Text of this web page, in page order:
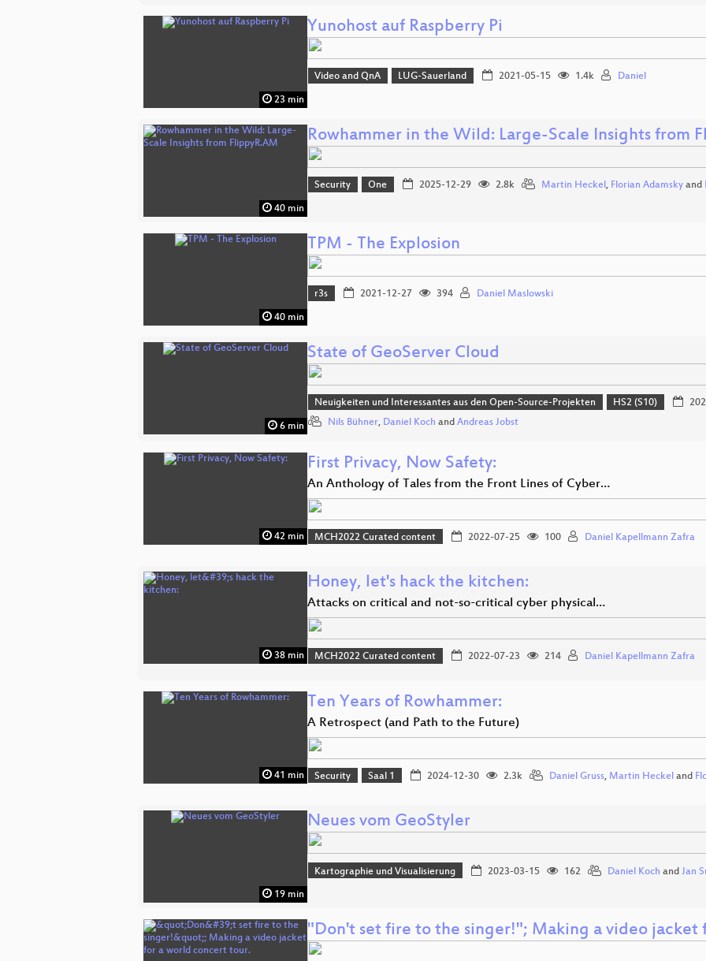
23 min
Yunohost auf Raspberry Pi
Video and QnA LUG-Sauerland 2021-05-15 1.4k Daniel
40 min
Rowhammer in the Wild: Large-Scale Insights from
Security One 2025-12-29 2.8k Martin Heckel, Florian Adamskyand
40 min
TPM - The Explosion
r3s 2021-12-27 394 Daniel Maslowski
6 min
State of GeoServer Cloud
Neuigkeiten und Interessantes aus den Open-Source-Projekten HS2 (S10)
Nils Bühner, Daniel Koch and Andreas Jobst
42 min
First Privacy, Now Safety:
An Anthology of Tales from the Front Lines of Cyber…
MCH2022 Curated content 2022-07-25 100 Daniel Kapellmann Zafra
38 min
Honey, let's hack the kitchen:
Attacks on critical and not-so-critical cyber physical…
MCH2022 Curated content 2022-07-23 214 Daniel Kapellmann Zafra
41 min
Ten Years of Rowhammer:
A Retrospect (and Path to the Future)
Security Saal 1 2024-12-30 2.3k Daniel Gruss, Martin Heckeland
19 min
Neues vom GeoStyler
Kartographie und Visualisierung 2023-03-15 162 Daniel Koch and Jan
"Don't set fire to the singer!"; Making a video jacket